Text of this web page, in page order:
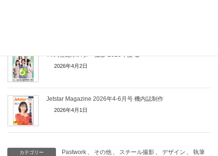
TV局番組ポスター撮影 2026年度 ②
2026年4月2日
Jetstar Magazine 2026年4-6月号 機内誌制作
2026年4月1日
カテゴリー Pastwork その他 スチール撮影 デザイン
執筆